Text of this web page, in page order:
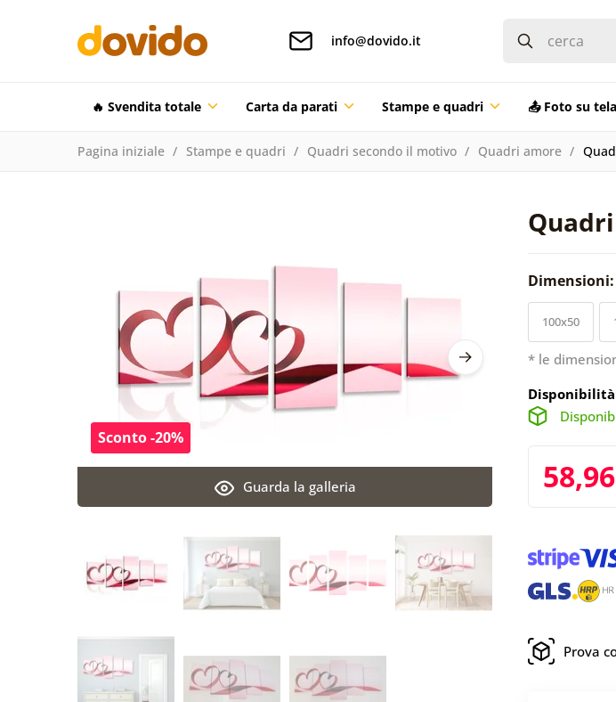
info@dovido.it
🔥 Svendita totale Carta da parati Stampe e quadri 📤 Foto su tela
Pagina iniziale Stampe e quadri Quadri secondo il motivo Quadri amore
Guarda la galleria
Sconto -20%
Dimensioni:
100x50
* le
Prova